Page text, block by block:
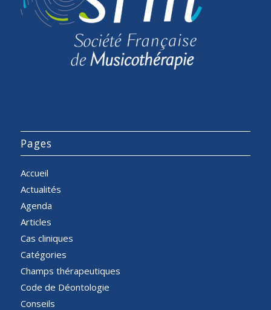
Pages
Accueil
Actualités
Agenda
Articles
Cas cliniques
Catégories
Champs thérapeutiques
Code de Déontologie
Conseils